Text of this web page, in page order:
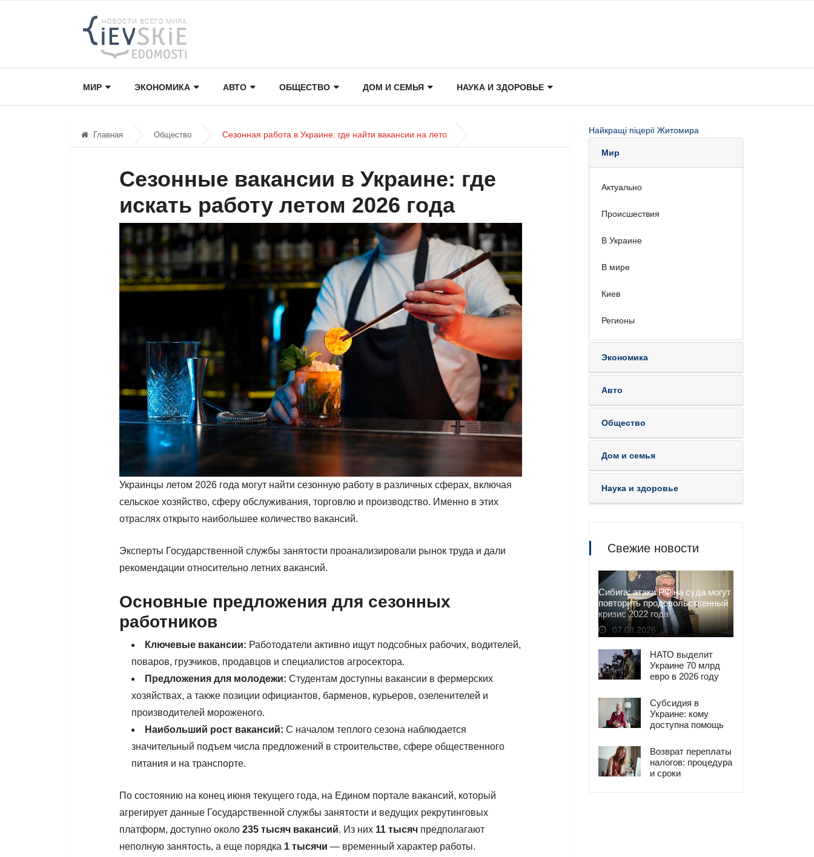
МИР ЭКОНОМИКА АВТО ОБЩЕСТВО ДОМ И СЕМЬЯ НАУКА И ЗДОРОВЬЕ
Главная Общество Сезонная работа в Украине: где найти вакансии на лето
Сезонные вакансии в Украине: где
искать работу летом 2026 года
Украинцы летом 2026 года могут найти сезонную работу в различных сферах, включая
сельское хозяйство, сферу обслуживания, торговлю и производство. Именно в этих
отраслях открыто наибольшее количество вакансий.
Эксперты Государственной службы занятости проанализировали рынок труда и дали
рекомендации относительно летних вакансий.
Основные предложения для сезонных
работников
Ключевые вакансии: Работодатели активно ищут подсобных рабочих, водителей,
поваров, грузчиков, продавцов и специалистов агросектора.
Предложения для молодежи: Студентам доступны вакансии в фермерских
хозяйствах, а также позиции официантов, барменов, курьеров, озеленителей и
производителей мороженого.
Наибольший рост вакансий: С началом теплого сезона наблюдается
значительный подъем числа предложений в строительстве, сфере общественного
питания и на транспорте.
По состоянию на конец июня текущего года, на Едином портале вакансий, который
агрегирует данные Государственной службы занятости и ведущих рекрутинговых
платформ, доступно около 235 тысяч вакансий. Из них 11 тысяч предполагают
неполную занятость, а еще порядка 1 тысячи — временный характер работы.
Найкращі піцерії Житомира
Мир
Актуально
Происшествия
В Украине
В мире
Киев
Регионы
Экономика
Авто
Общество
Дом и семья
Наука и здоровье
Свежие новости
Сибига: атаки РФ на суда могут
повторить продовольственный
кризис 2022 года
07.08.2026
НАТО выделит
Украине 70 млрд
евро в 2026 году
Субсидия в
Украине: кому
доступна помощь
трудового договора
Возврат переплаты
налогов: процедура
и сроки